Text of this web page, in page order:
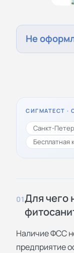
Не
СИГМАТЕСТ ·
Санкт-
Бесплатная
01Для чего
Наличие ФСС
предприятие